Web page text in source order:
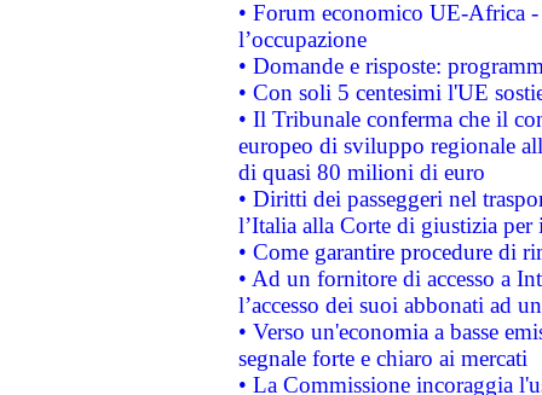
• Forum economico UE-Africa -
l’occupazione
• Domande e risposte:
• Con soli 5 centesimi l'UE
• Il Tribunale conferma che il
europeo di sviluppo regionale
di quasi 80 milioni di euro
• Diritti dei passeggeri nel
l’Italia alla Corte di giustizia
• Come garantire procedure di
• Ad un fornitore di accesso a
l’accesso dei suoi abbonati ad
• Verso un'economia a basse
segnale forte e chiaro ai mercati
• La Commissione incoraggia